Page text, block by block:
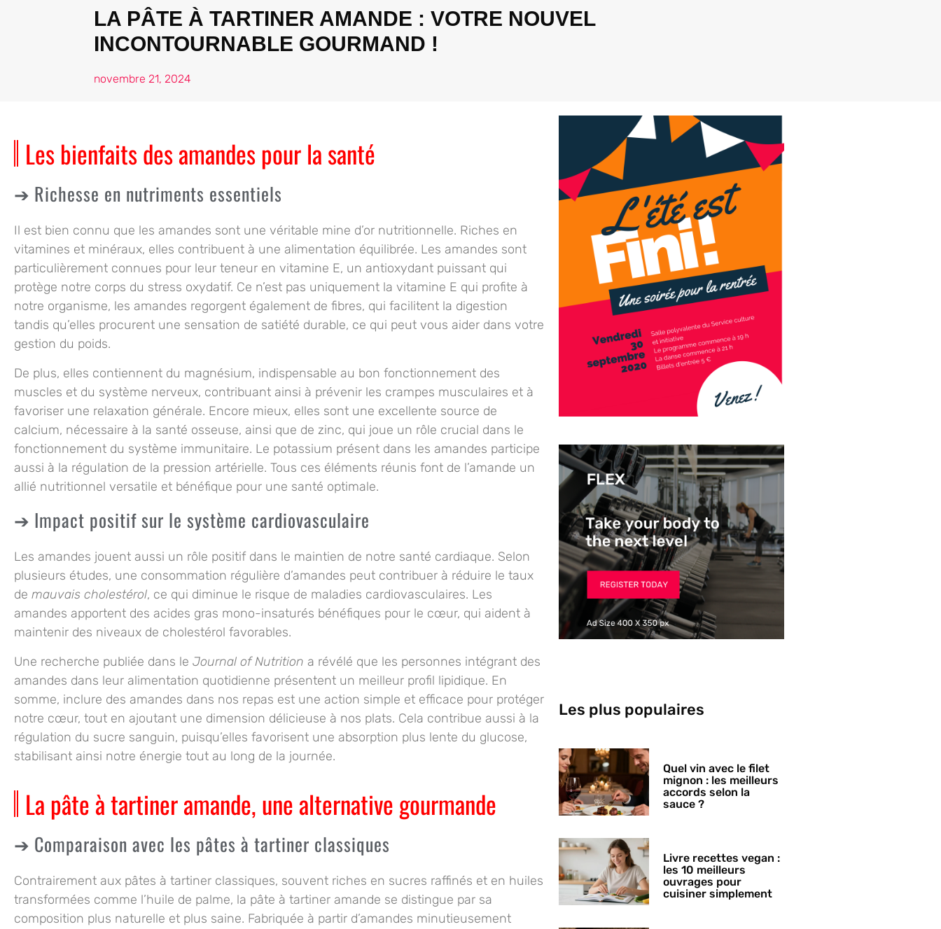
LA PÂTE À TARTINER AMANDE : VOTRE NOUVEL
INCONTOURNABLE GOURMAND !
novembre 21, 2024
Les bienfaits des amandes pour la santé
Richesse en nutriments essentiels
Il est bien connu que les amandes sont une véritable mine d’or nutritionnelle. Riches en
vitamines et minéraux, elles contribuent à une alimentation équilibrée. Les amandes sont
particulièrement connues pour leur teneur en vitamine E, un antioxydant puissant qui
protège notre corps du stress oxydatif. Ce n’est pas uniquement la vitamine E qui profite à
notre organisme, les amandes regorgent également de fibres, qui facilitent la digestion
tandis qu’elles procurent une sensation de satiété durable, ce qui peut vous aider dans votre
gestion du poids.
De plus, elles contiennent du magnésium, indispensable au bon fonctionnement des
muscles et du système nerveux, contribuant ainsi à prévenir les crampes musculaires et à
favoriser une relaxation générale. Encore mieux, elles sont une excellente source de
calcium, nécessaire à la santé osseuse, ainsi que de zinc, qui joue un rôle crucial dans le
fonctionnement du système immunitaire. Le potassium présent dans les amandes participe
aussi à la régulation de la pression artérielle. Tous ces éléments réunis font de l’amande un
allié nutritionnel versatile et bénéfique pour une santé optimale.
Impact positif sur le système cardiovasculaire
Les amandes jouent aussi un rôle positif dans le maintien de notre santé cardiaque. Selon
plusieurs études, une consommation régulière d’amandes peut contribuer à réduire le taux
de mauvais cholestérol, ce qui diminue le risque de maladies cardiovasculaires. Les
amandes apportent des acides gras mono-insaturés bénéfiques pour le cœur, qui aident à
maintenir des niveaux de cholestérol favorables.
Une recherche publiée dans le Journal of Nutrition a révélé que les personnes intégrant des
amandes dans leur alimentation quotidienne présentent un meilleur profil lipidique. En
somme, inclure des amandes dans nos repas est une action simple et efficace pour protéger
notre cœur, tout en ajoutant une dimension délicieuse à nos plats. Cela contribue aussi à la
régulation du sucre sanguin, puisqu’elles favorisent une absorption plus lente du glucose,
stabilisant ainsi notre énergie tout au long de la journée.
La pâte à tartiner amande, une alternative gourmande
Comparaison avec les pâtes à tartiner classiques
Contrairement aux pâtes à tartiner classiques, souvent riches en sucres raffinés et en huiles
transformées comme l’huile de palme, la pâte à tartiner amande se distingue par sa
composition plus naturelle et plus saine. Fabriquée à partir d’amandes minutieusement
Les plus populaires
Quel vin avec le filet
mignon : les meilleurs
accords selon la
sauce ?
Livre recettes vegan :
les 10 meilleurs
ouvrages pour
cuisiner simplement